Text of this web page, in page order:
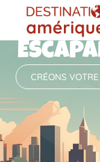
CRÉONS